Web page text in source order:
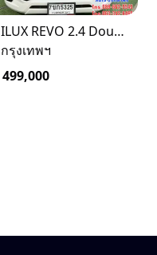
HILUX REVO 2.4 Double Cab Z Edition Entry 2024
กรุงเทพฯ
499,000